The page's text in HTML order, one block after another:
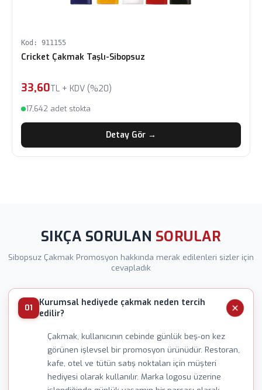
Kod: 911155
Cricket Çakmak Taşlı-Sibopsuz
33,60TL + KDV (%20)
17,642 adet stokta
Detay Gör →
SIKÇA SORULAN SORULAR
Sibopsuz Çakmak Promosyon hakkında merak edilenleri sizler için
cevapladık
01
Kurumsal hediyede çakmak neden tercih
edilir?
Çakmak, kullanıcının cebinde günlük beş-on kez
görünen işlevsel bir promosyon ürünüdür. Restoran,
kafe, otel ve tütün satış noktaları için müşteri
hediyesi olarak kullanılır. Marka logosu üzerine